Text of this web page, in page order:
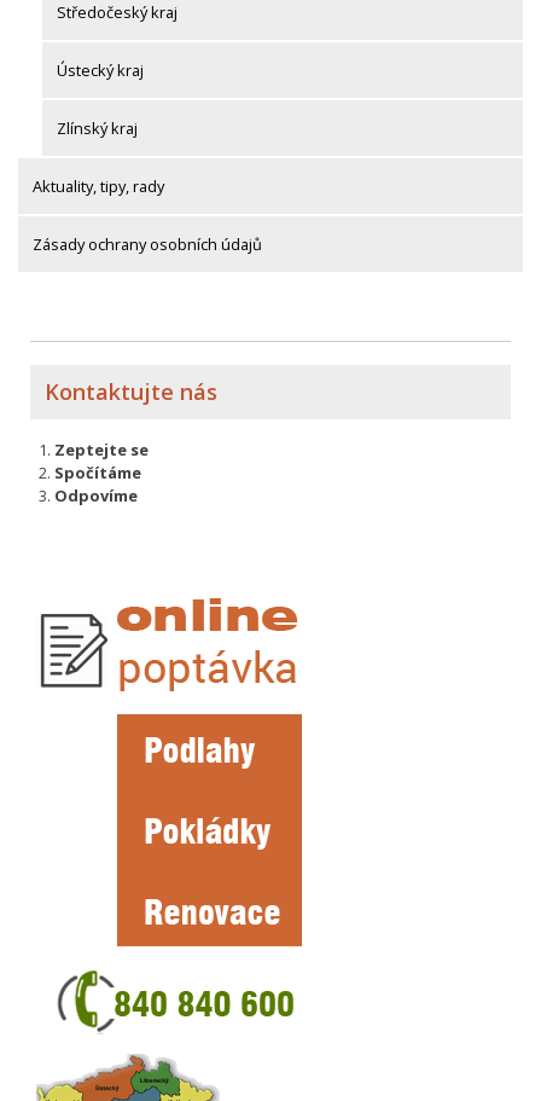
Středočeský kraj
Ústecký kraj
Zlínský kraj
Aktuality, tipy, rady
Zásady ochrany osobních údajů
Kontaktujte nás
Zeptejte se
Spočítáme
Odpovíme